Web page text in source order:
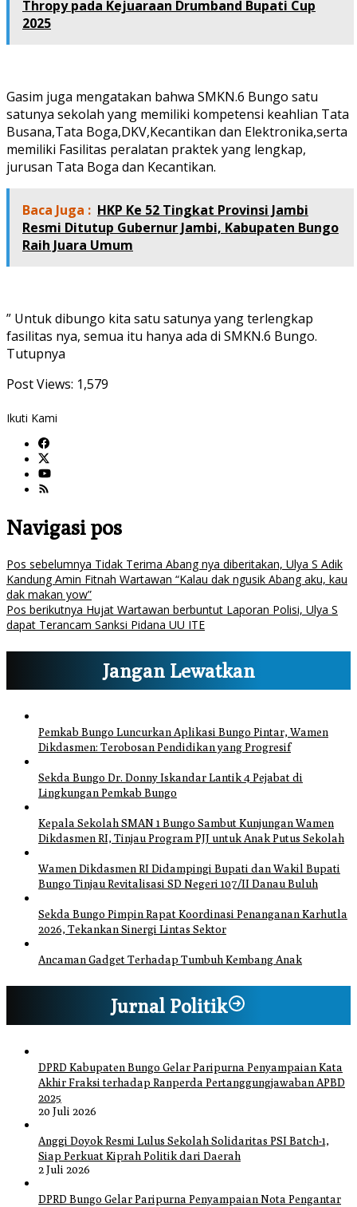
Thropy pada Kejuaraan Drumband Bupati Cup
2025
Gasim juga mengatakan bahwa SMKN.6 Bungo satu
satunya sekolah yang memiliki kompetensi keahlian Tata
Busana,Tata Boga,DKV,Kecantikan dan Elektronika,serta
memiliki Fasilitas peralatan praktek yang lengkap,
jurusan Tata Boga dan Kecantikan.
Baca Juga : HKP Ke 52 Tingkat Provinsi Jambi
Resmi Ditutup Gubernur Jambi, Kabupaten Bungo
Raih Juara Umum
” Untuk dibungo kita satu satunya yang terlengkap
fasilitas nya, semua itu hanya ada di SMKN.6 Bungo.
Tutupnya
Post Views: 1,579
Ikuti Kami
Navigasi pos
Pos sebelumnya Tidak Terima Abang nya diberitakan, Ulya S Adik
Kandung Amin Fitnah Wartawan “Kalau dak ngusik Abang aku, kau
dak makan yow”
Pos berikutnya Hujat Wartawan berbuntut Laporan Polisi, Ulya S
dapat Terancam Sanksi Pidana UU ITE
Jangan Lewatkan
Pemkab Bungo Luncurkan Aplikasi Bungo Pintar, Wamen
Dikdasmen: Terobosan Pendidikan yang Progresif
Sekda Bungo Dr. Donny Iskandar Lantik 4 Pejabat di
Lingkungan Pemkab Bungo
Kepala Sekolah SMAN 1 Bungo Sambut Kunjungan Wamen
Dikdasmen RI, Tinjau Program PJJ untuk Anak Putus Sekolah
Wamen Dikdasmen RI Didampingi Bupati dan Wakil Bupati
Bungo Tinjau Revitalisasi SD Negeri 107/II Danau Buluh
Sekda Bungo Pimpin Rapat Koordinasi Penanganan Karhutla
2026, Tekankan Sinergi Lintas Sektor
Ancaman Gadget Terhadap Tumbuh Kembang Anak
Jurnal Politik
DPRD Kabupaten Bungo Gelar Paripurna Penyampaian Kata
Akhir Fraksi terhadap Ranperda Pertanggungjawaban APBD
2025
20 Juli 2026
Anggi Doyok Resmi Lulus Sekolah Solidaritas PSI Batch-1,
Siap Perkuat Kiprah Politik dari Daerah
2 Juli 2026
DPRD Bungo Gelar Paripurna Penyampaian Nota Pengantar